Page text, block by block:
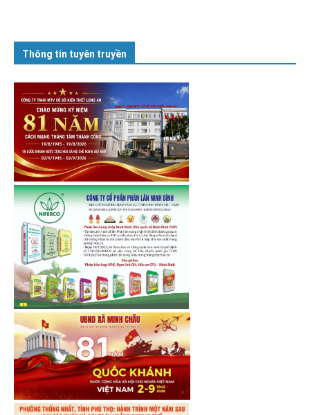
Thông tin tuyên truyền